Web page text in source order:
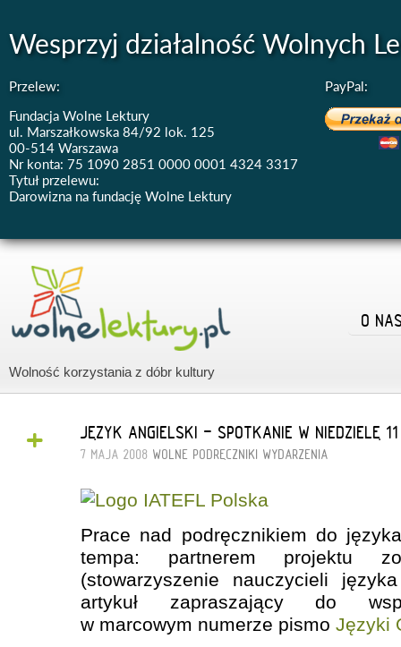
Wesprzyj działalność Wolnych
Przelew:
Fundacja Wolne Lektury
ul. Marszałkowska 84/92 lok. 125
00-514 Warszawa
Nr konta: 75 1090 2851 0000 0001 4324 3317
Tytuł przelewu:
Darowizna na fundację Wolne Lektury
PayPal:
Wolność korzystania z dóbr kultury
O
+ JĘZYK ANGIELSKI - SPOTKANIE W NIEDZIELĘ
7 MAJA 2008 WOLNE PODRĘCZNIKI WYDARZENIA
Prace nad podręcznikiem do
tempa: partnerem projektu
(stowarzyszenie nauczycieli
artykuł zapraszający do
w marcowym numerze pismo Języki